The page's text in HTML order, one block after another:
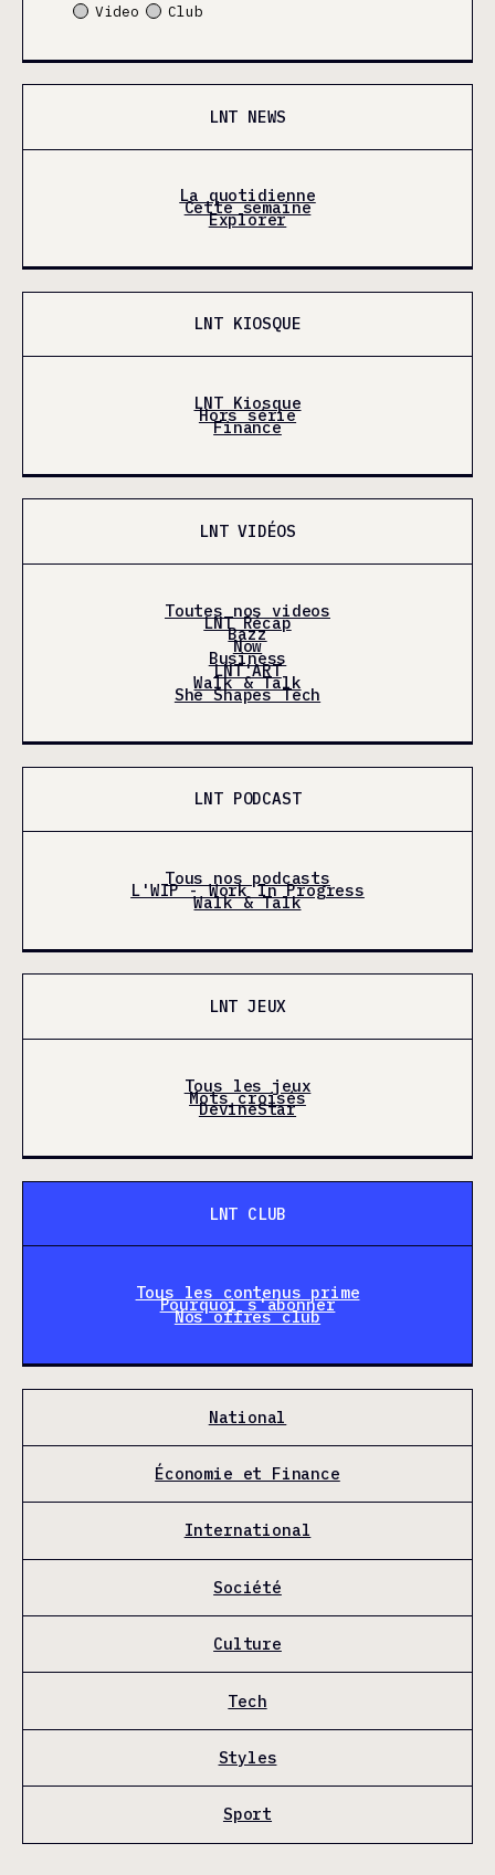
Video
Club
LNT NEWS
La quotidienne
Cette semaine
Explorer
LNT KIOSQUE
LNT Kiosque
Hors série
Finance
LNT VIDÉOS
Toutes nos videos
LNT Récap
Bazz
Now
Business
LNT'ART
Walk & Talk
She Shapes Tech
LNT PODCAST
Tous nos podcasts
L'WIP - Work In Progress
Walk & Talk
LNT JEUX
Tous les jeux
Mots croisés
DevineStar
LNT CLUB
Tous les contenus prime
Pourquoi s'abonner
Nos offres club
National
Économie et Finance
International
Société
Culture
Tech
Styles
Sport